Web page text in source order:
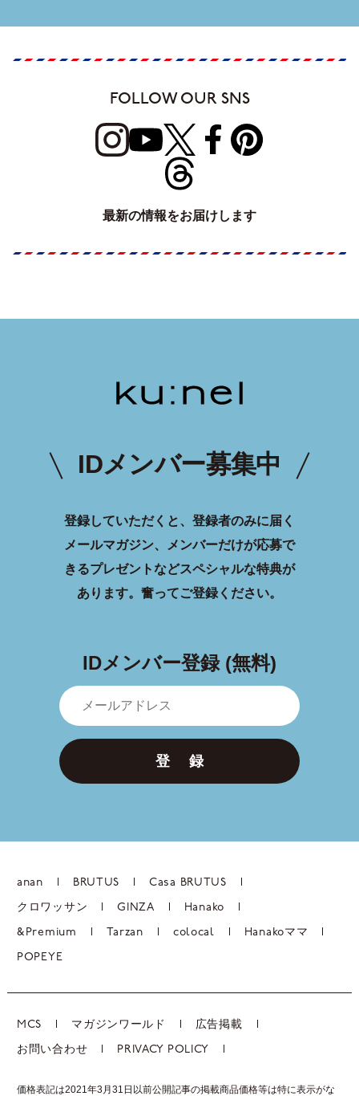
FOLLOW OUR SNS
最新の情報をお届けします
IDメンバー募集中
登録していただくと、登録者のみに届く
メールマガジン、メンバーだけが応募で
きるプレゼントなどスペシャルな特典が
あります。 奮ってご登録ください。
IDメンバー登録 (無料)
登 録
anan BRUTUS Casa BRUTUS
クロワッサン GINZA Hanako
&Premium Tarzan colocal Hanakoママ
POPEYE
MCS マガジンワールド 広告掲載
お問い合わせ PRIVACY POLICY
価格表記は2021年3月31日以前公開記事の掲載商品価格等は特に表示がな